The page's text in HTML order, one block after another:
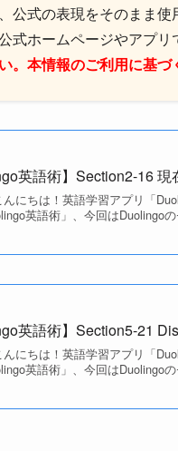
公式の表現をそのまま使
式ホームページやアプリ
。本情報のご利用に基
英語術】Section2-16
にちは！英語学習アプリ「
英語術」、今回はDuolingo
英語術】Section5-21
にちは！英語学習アプリ「
英語術」、今回はDuolingo